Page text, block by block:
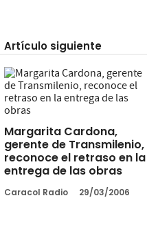
Artículo siguiente
Margarita Cardona,
gerente de Transmilenio,
reconoce el retraso en la
entrega de las obras
Caracol Radio 29/03/2006